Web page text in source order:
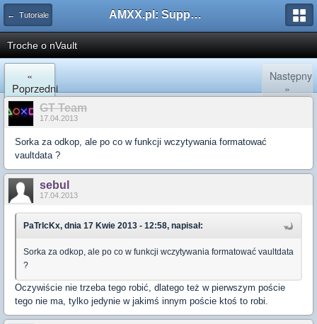
← Tutoriale AMXX.pl: Support AMX Mod X i SourceMod
Troche o nVault
«
Poprzedni
Następny
»
GT Team
17.04.2013
Sorka za odkop, ale po co w funkcji wczytywania formatować
vaultdata ?
sebul
17.04.2013
PaTrIcKx, dnia 17 Kwie 2013 - 12:58, napisał:
Sorka za odkop, ale po co w funkcji wczytywania formatować vaultdata
?
Oczywiście nie trzeba tego robić, dlatego też w pierwszym poście
tego nie ma, tylko jedynie w jakimś innym poście ktoś to robi.